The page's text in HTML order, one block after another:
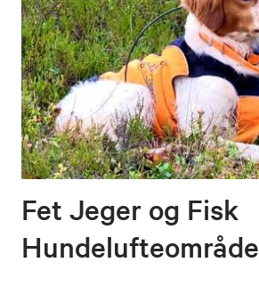
Fet Jeger og Fisk
Hundelufteområde